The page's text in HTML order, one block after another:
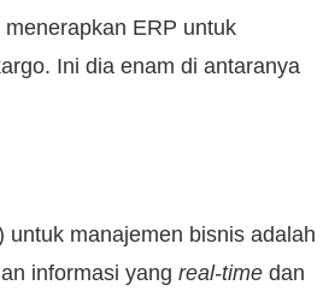
ERP untuk
Ini dia enam di antaranya
untuk manajemen bisnis adalah
informasi yangreal-time dan